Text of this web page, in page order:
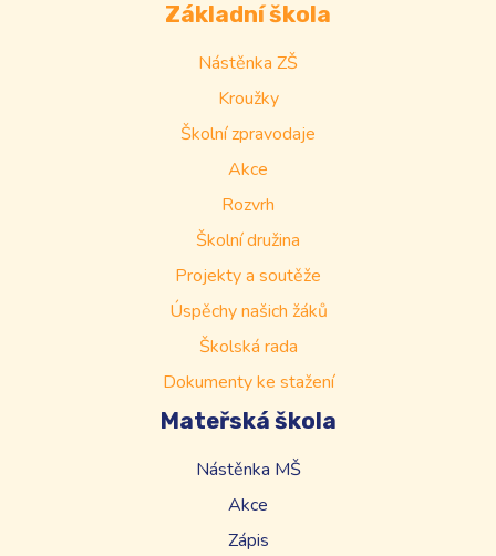
Základní škola
Nástěnka ZŠ
Kroužky
Školní zpravodaje
Akce
Rozvrh
Školní družina
Projekty a soutěže
Úspěchy našich žáků
Školská rada
Dokumenty ke stažení
Mateřská škola
Nástěnka MŠ
Akce
Zápis